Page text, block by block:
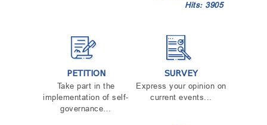
Hits: 3905
PETITION
Take part in the
implementation of self-
governance…
SURVEY
Express your opinion on
current events...